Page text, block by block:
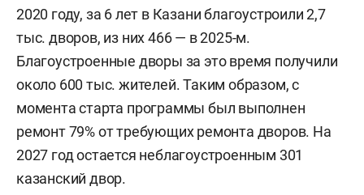
2020 году, за 6 лет в Казани благоустроили 2,7
тыс. дворов, из них 466 — в 2025-м.
Благоустроенные дворы за это время получили
около 600 тыс. жителей. Таким образом, с
момента старта программы был выполнен
ремонт 79% от требующих ремонта дворов. На
2027 год остается неблагоустроенным 301
казанский двор.